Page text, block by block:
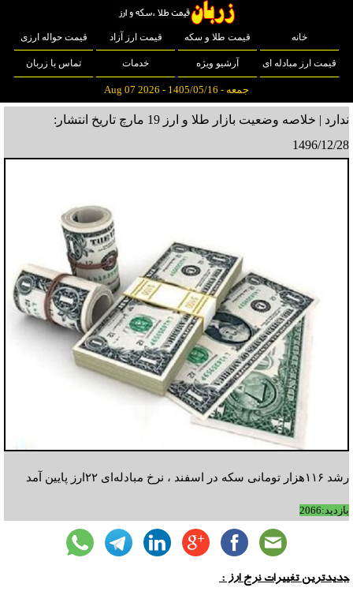
خانه قیمت طلا و سکه قیمت ارز آزاد قیمت حواله ارزی
قیمت ارز مبادله ای آرشیو ویژه خدمات تماس با زربان
جمعه - 1405/05/16 - Aug 07 2026
ندارد | خلاصه وضعیت بازار طلا و ارز 19 مارچ
تاریخ انتشار:
1496/12/28
رشد ۱۱۶هزار تومانی سکه در اسفند ، نرخ مبادله‌ای ۲۲ارز پایین آمد
بازدید:2066
جدیدترین تغییرات نرخ ارز :